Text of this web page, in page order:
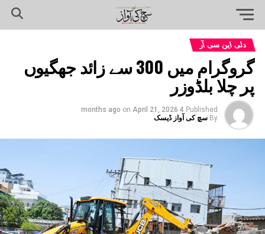
دلی این سی آر
گروگرام میں 300 سے زائد جھگیوں
پر چلا بلڈوزر
Published
4 months ago
on April 21, 2026
By سچ کی آواز ڈیسک